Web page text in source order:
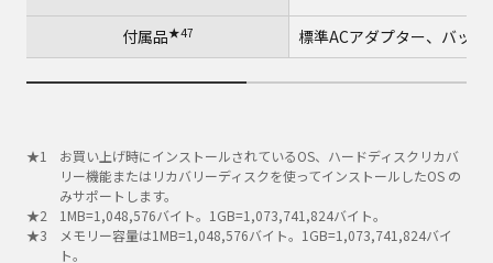
付属品★47 標準ACアダプター、バッ
お買い上げ時にインストールされているOS、ハードディスクリカバ
リー機能またはリカバリーディスクを使ってインストールしたOS の
みサポートします。
1MB=1,048,576バイト。1GB=1,073,741,824バイト。
メモリー容量は1MB=1,048,576バイト。1GB=1,073,741,824バイ
ト。